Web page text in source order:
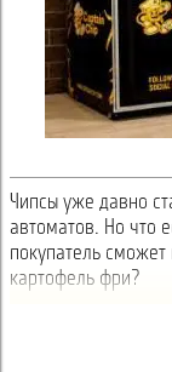
Чипсы уже давно
автоматов. Но что
покупатель
картофель фри?